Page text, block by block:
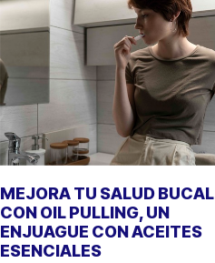
MEJORA TU SALUD BUCAL
CON OIL PULLING, UN
ENJUAGUE CON ACEITES
ESENCIALES